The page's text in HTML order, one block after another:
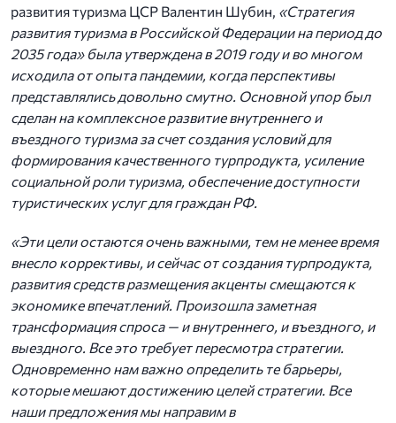
развития туризма ЦСР Валентин Шубин, «Стратегия
развития туризма в Российской Федерации на период до
2035 года» была утверждена в 2019 году и во многом
исходила от опыта пандемии, когда перспективы
представлялись довольно смутно. Основной упор был
сделан на комплексное развитие внутреннего и
въездного туризма за счет создания условий для
формирования качественного турпродукта, усиление
социальной роли туризма, обеспечение доступности
туристических услуг для граждан РФ.
«Эти цели остаются очень важными, тем не менее время
внесло коррективы, и сейчас от создания турпродукта,
развития средств размещения акценты смещаются к
экономике впечатлений. Произошла заметная
трансформация спроса — и внутреннего, и въездного, и
выездного. Все это требует пересмотра стратегии.
Одновременно нам важно определить те барьеры,
которые мешают достижению целей стратегии. Все
наши предложения мы направим в